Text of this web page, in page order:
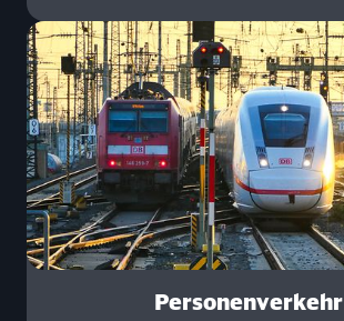
Personenverkehr